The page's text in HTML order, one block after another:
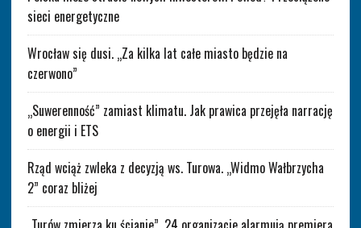
sieci energetyczne
Wrocław się dusi. „Za kilka lat całe miasto będzie na
czerwono”
„Suwerenność” zamiast klimatu. Jak prawica przejęła narrację
o energii i ETS
Rząd wciąż zwleka z decyzją ws. Turowa. „Widmo Wałbrzycha
2” coraz bliżej